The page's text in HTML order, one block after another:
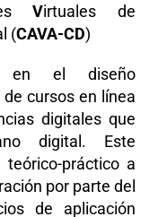
Virtuales de
(CAVA-CD)
en el diseño
cursos en línea
digitales que
digital. Este
práctico a
por parte del
de aplicación